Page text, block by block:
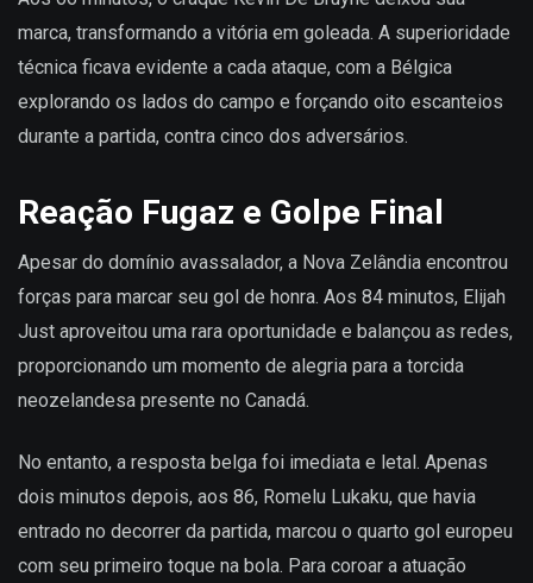
marca, transformando a vitória em goleada. A superioridade
técnica ficava evidente a cada ataque, com a Bélgica
explorando os lados do campo e forçando oito escanteios
durante a partida, contra cinco dos adversários.
Reação Fugaz e Golpe Final
Apesar do domínio avassalador, a Nova Zelândia encontrou
forças para marcar seu gol de honra. Aos 84 minutos, Elijah
Just aproveitou uma rara oportunidade e balançou as redes,
proporcionando um momento de alegria para a torcida
neozelandesa presente no Canadá.
No entanto, a resposta belga foi imediata e letal. Apenas
dois minutos depois, aos 86, Romelu Lukaku, que havia
entrado no decorrer da partida, marcou o quarto gol europeu
com seu primeiro toque na bola. Para coroar a atuação